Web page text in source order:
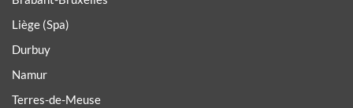
Liège (Spa)
Durbuy
Namur
Terres-de-Meuse